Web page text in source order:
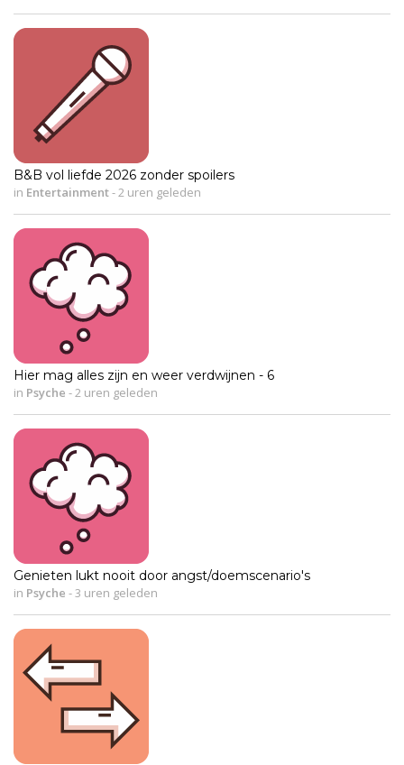
B&B vol liefde 2026 zonder spoilers
in Entertainment-2 uren geleden
Hier mag alles zijn en weer verdwijnen - 6
in Psyche -2 uren geleden
Genieten lukt nooit door angst/doemscenario's
in Psyche -3 uren geleden